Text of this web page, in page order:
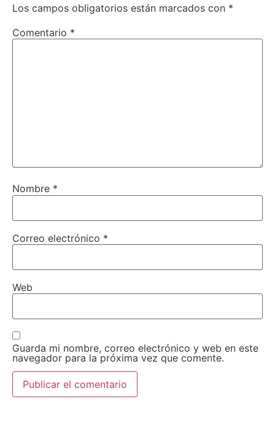
Los campos obligatorios están marcados con *
Comentario *
Nombre *
Correo electrónico *
Web
Guarda mi nombre, correo electrónico y web en este
navegador para la próxima vez que comente.